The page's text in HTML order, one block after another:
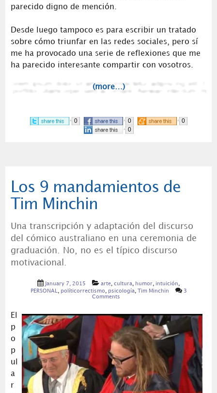
parecido digno de mención.
Desde luego tampoco es para escribir un tratado
sobre cómo triunfar en las redes sociales, pero sí
me ha provocado una serie de reflexiones que me
ha parecido interesante compartir con vosotros.
(more…)
0 0
0
0
Los 9 mandamientos de
Tim Minchin
Una transcripción y adaptación del discurso
del cómico australiano en una ceremonia de
graduación. No, no es el típico discurso
motivacional.
January 7, 2015 arte cultura humor intuición
PERSONAL
políticorrectismo psicología Tim Minchin
3
Comments
El
p
o
p
ul
a
r